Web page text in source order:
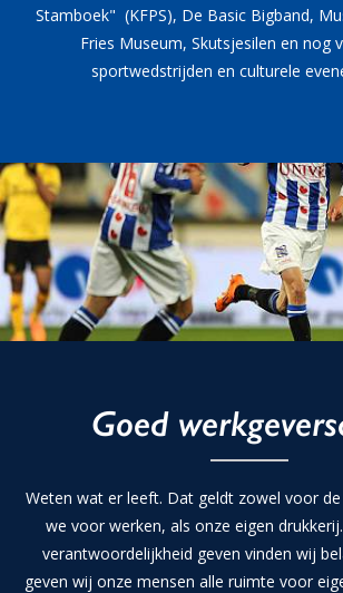
Stamboek" (KFPS), De Basic Bigband,
Fries Museum, Skutsjesilen en nog
sportwedstrijden en culturele
Goed
Weten wat er leeft. Dat geldt zowel voor
we voor werken, als onze eigen
verantwoordelijkheid geven vinden wij
geven wij onze mensen alle ruimte voor